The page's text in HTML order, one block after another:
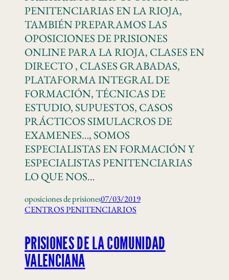
PENITENCIARIAS EN LA RIOJA,
TAMBIÉN PREPARAMOS LAS
OPOSICIONES DE PRISIONES
ONLINE PARA LA RIOJA, CLASES EN
DIRECTO , CLASES GRABADAS,
PLATAFORMA INTEGRAL DE
FORMACIÓN, TÉCNICAS DE
ESTUDIO, SUPUESTOS, CASOS
PRÁCTICOS SIMULACROS DE
EXAMENES…, SOMOS
ESPECIALISTAS EN FORMACIÓN Y
ESPECIALISTAS PENITENCIARIAS
LO QUE NOS…
oposiciones de prisiones07/03/2019
CENTROS PENITENCIARIOS
PRISIONES DE LA COMUNIDAD
VALENCIANA